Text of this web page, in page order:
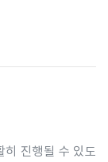
히 진행될 수 있도